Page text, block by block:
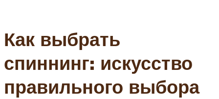
Как выбрать
спиннинг: искусство
правильного выбора